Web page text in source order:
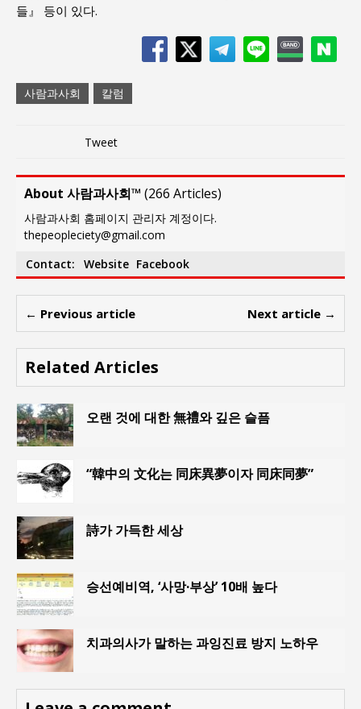
들』 등이 있다.
사람과사회 칼럼
Tweet
About 사람과사회™ (266 Articles)
사람과사회 홈페이지 관리자 계정이다.
thepeopleciety@gmail.com
Contact:
Website Facebook
← Previous article Next article →
Related Articles
오랜 것에 대한 無禮와 깊은 슬픔
“韓中의 文化는 同床異夢이자 同床同夢”
詩가 가득한 세상
승선예비역, ‘사망·부상’ 10배 높다
치과의사가 말하는 과잉진료 방지 노하우